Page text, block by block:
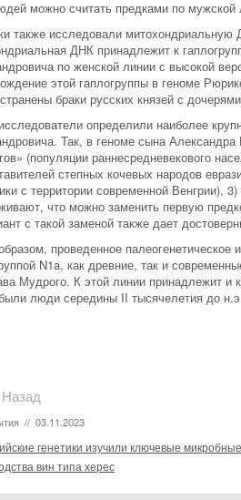
можно считать предками по мужской
также исследовали
ДНК принадлежит к
по женской линии с высокой
этой гаплогруппы в геноме
браки русских князей с
определили наиболее
Так, в геноме сына
(популяции раннесредневекового
степных кочевых народов
с территории современной Венгрии),
что можно заменить первую
с такой заменой также дает
проведенное
N1a, как древние, так и
Мудрого. К этой линии принадлежит
люди середины II тысячелетия до
// 03.11.2023
генетики изучили ключевые
вин типа херес